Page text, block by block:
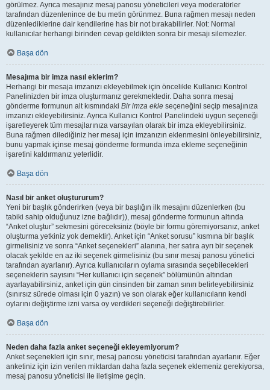
görülmez. Ayrıca mesajınız mesaj panosu yöneticileri veya moderatörler
tarafından düzenlenince de bu metin görünmez. Buna rağmen mesajı neden
düzenlediklerine dair kendilerine has bir not bırakabilirler. Not: Normal
kullanıcılar herhangi birinden cevap geldikten sonra bir mesajı silemezler.
Başa dön
Mesajıma bir imza nasıl eklerim?
Herhangi bir mesaja imzanızı ekleyebilmek için öncelikle Kullanıcı Kontrol
Panelinizden bir imza oluşturmanız gerekmektedir. Daha sonra mesaj
gönderme formunun alt kısmındaki Bir imza ekle seçeneğini seçip mesajınıza
imzanızı ekleyebilirsiniz. Ayrıca Kullanıcı Kontrol Panelindeki uygun seçeneği
işaretleyerek tüm mesajlarınıza varsayılan olarak bir imza ekleyebilirsiniz.
Buna rağmen dilediğiniz her mesaj için imzanızın eklenmesini önleyebilirsiniz,
bunu yapmak içinse mesaj gönderme formunda imza ekleme seçeneğinin
işaretini kaldırmanız yeterlidir.
Başa dön
Nasıl bir anket oluştururum?
Yeni bir başlık gönderirken (veya bir başlığın ilk mesajını düzenlerken (bu
tabiki sahip olduğunuz izne bağlıdır)), mesaj gönderme formunun altında
“Anket oluştur” sekmesini göreceksiniz (böyle bir formu göremiyorsanız, anket
oluşturma yetkiniz yok demektir). Anket için “Anket sorusu” kısmına bir başlık
girmelisiniz ve sonra “Anket seçenekleri” alanına, her satıra ayrı bir seçenek
olacak şekilde en az iki seçenek girmelisiniz (bu sınır mesaj panosu yönetici
tarafından ayarlanır). Ayrıca kullanıcıların oylama sırasında seçebilecekleri
seçeneklerin sayısını “Her kullanıcı için seçenek” bölümünün altından
ayarlayabilirsiniz, anket için gün cinsinden bir zaman sınırı belirleyebilirsiniz
(sınırsız sürede olması için 0 yazın) ve son olarak eğer kullanıcıların kendi
oylarını değiştirme izni varsa oy verdikleri seçeneği değiştirebilirler.
Başa dön
Neden daha fazla anket seçeneği ekleyemiyorum?
Anket seçenekleri için sınır, mesaj panosu yöneticisi tarafından ayarlanır. Eğer
anketiniz için izin verilen miktardan daha fazla seçenek eklemeniz gerekiyorsa,
mesaj panosu yöneticisi ile iletişime geçin.